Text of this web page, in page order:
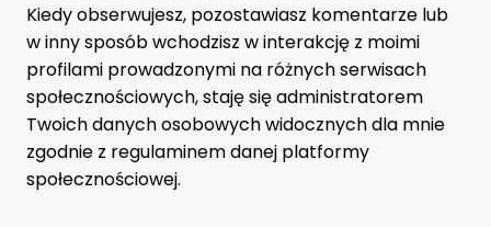
Kiedy obserwujesz, pozostawiasz komentarze lub
w inny sposób wchodzisz w interakcję z moimi
profilami prowadzonymi na różnych serwisach
społecznościowych, staję się administratorem
Twoich danych osobowych widocznych dla mnie
zgodnie z regulaminem danej platformy
społecznościowej.